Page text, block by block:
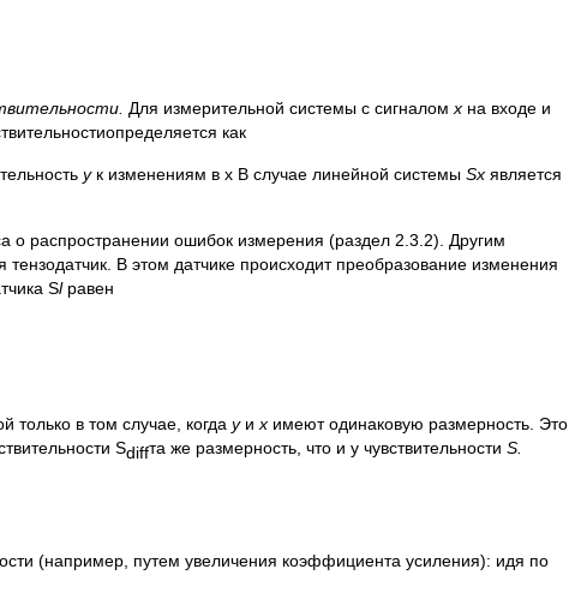
Для измерительной системы с сигналом х на входе и
как
у к изменениям в х В случае линейной системы Sx является
распространении ошибок измерения (раздел 2.3.2). Другим
В этом датчике происходит преобразование изменения
Slравен
только в том случае, когда у и х имеют одинаковую размерность. Это
Sdiffта же размерность, что и у чувствительности S.
(например, путем увеличения коэффициента усиления): идя по